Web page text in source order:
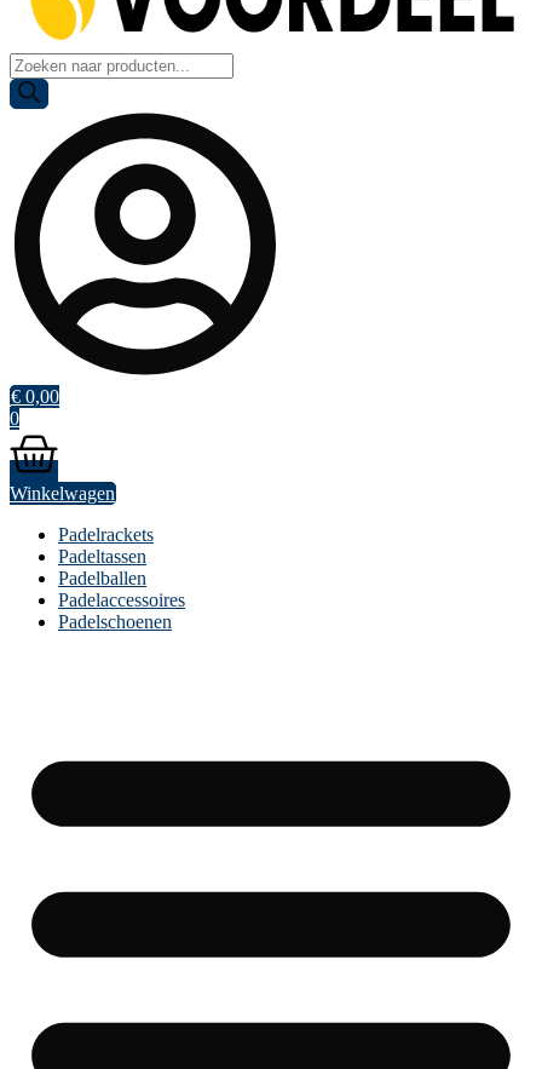
Producten
zoeken
€ 0,00
0
Winkelwagen
Padelrackets
Padeltassen
Padelballen
Padelaccessoires
Padelschoenen